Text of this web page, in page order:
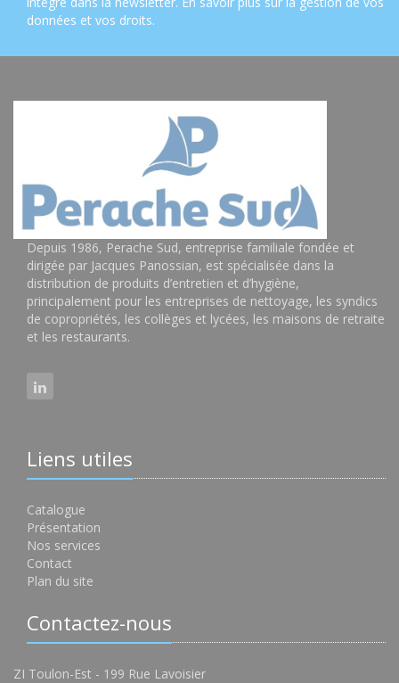
données et vos droits.
Depuis 1986, Perache Sud, entreprise familiale fondée et
dirigée par Jacques Panossian, est spécialisée dans la
distribution de produits d’entretien et d’hygiène,
principalement pour les entreprises de nettoyage, les syndics
de copropriétés, les collèges et lycées, les maisons de retraite
et les restaurants.
Liens utiles
Catalogue
Présentation
Nos services
Contact
Plan du site
Contactez-nous
ZI Toulon-Est - 199 Rue Lavoisier